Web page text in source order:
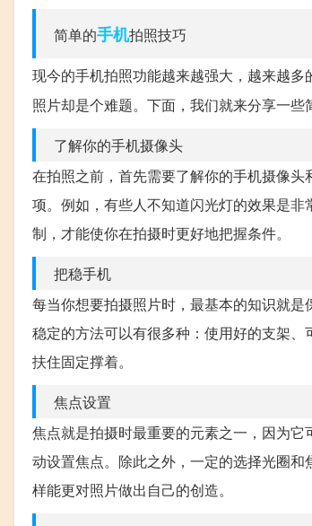
简单的手机拍照技巧
现今的手机拍照功能越来越强大，越来越
照片却是个难题。下面，我们就来分享一些
了解你的手机摄像头
在拍照之前，首先需要了解你的手机摄像
项。例如，有些人不知道闪光灯的效果是
制，才能使你在拍摄时更好地把握条件。
把稳手机
每当你想要拍摄照片时，最基本的知识就
稳定的方法可以有很多种：使用好的支架
扶住固定撑着。
焦点设置
焦点就是拍摄时最重要的元素之一，因为
动设置焦点。除此之外，一定的选择光圈
样能更对照片做出自己的创造。